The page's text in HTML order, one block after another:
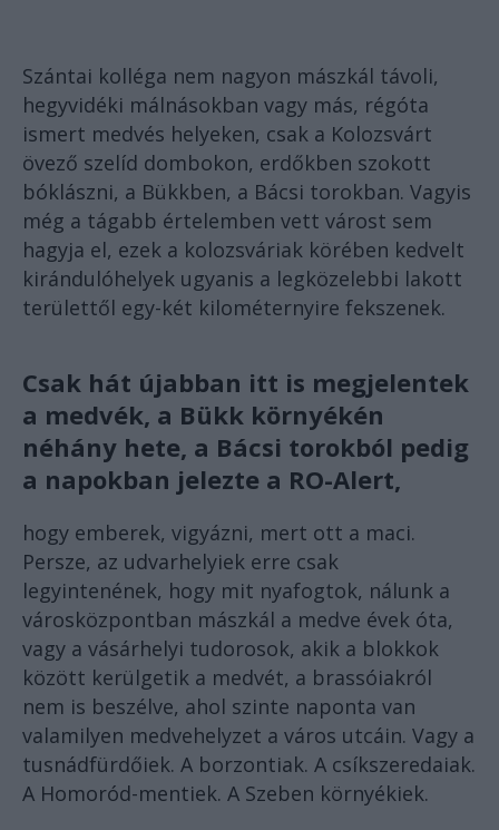
Szántai kolléga nem nagyon mászkál távoli,
hegyvidéki málnásokban vagy más, régóta
ismert medvés helyeken, csak a Kolozsvárt
övező szelíd dombokon, erdőkben szokott
bóklászni, a Bükkben, a Bácsi torokban. Vagyis
még a tágabb értelemben vett várost sem
hagyja el, ezek a kolozsváriak körében kedvelt
kirándulóhelyek ugyanis a legközelebbi lakott
területtől egy-két kilométernyire fekszenek.
Csak hát újabban itt is megjelentek
a medvék, a Bükk környékén
néhány hete, a Bácsi torokból pedig
a napokban jelezte a RO-Alert,
hogy emberek, vigyázni, mert ott a maci.
Persze, az udvarhelyiek erre csak
legyintenének, hogy mit nyafogtok, nálunk a
városközpontban mászkál a medve évek óta,
vagy a vásárhelyi tudorosok, akik a blokkok
között kerülgetik a medvét, a brassóiakról
nem is beszélve, ahol szinte naponta van
valamilyen medvehelyzet a város utcáin. Vagy a
tusnádfürdőiek. A borzontiak. A csíkszeredaiak.
A Homoród-mentiek. A Szeben környékiek.